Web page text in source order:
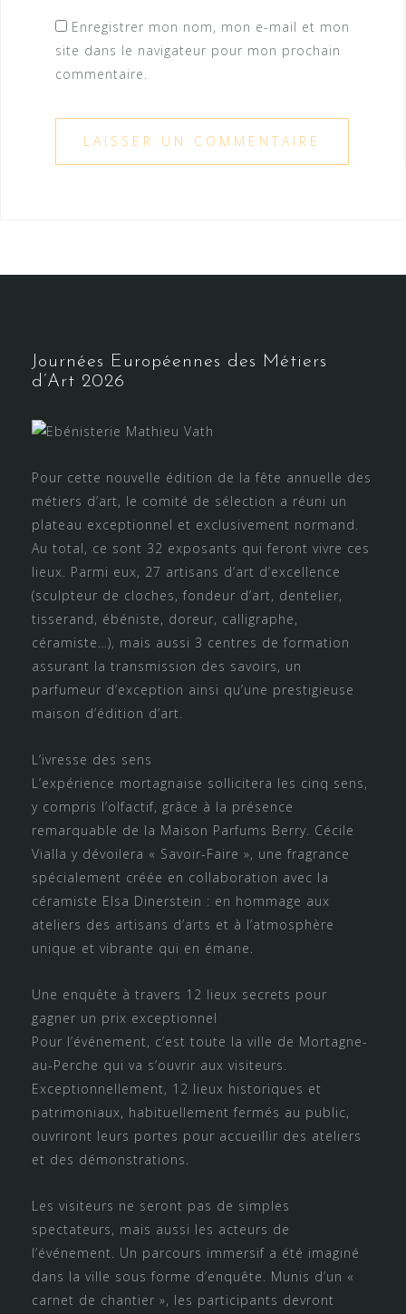
Enregistrer mon nom, mon e-mail et mon
site dans le navigateur pour mon prochain
commentaire.
Journées Européennes des Métiers
d’Art 2026
Pour cette nouvelle édition de la fête annuelle des
métiers d’art, le comité de sélection a réuni un
plateau exceptionnel et exclusivement normand.
Au total, ce sont 32 exposants qui feront vivre ces
lieux. Parmi eux, 27 artisans d’art d’excellence
(sculpteur de cloches, fondeur d’art, dentelier,
tisserand, ébéniste, doreur, calligraphe,
céramiste…), mais aussi 3 centres de formation
assurant la transmission des savoirs, un
parfumeur d’exception ainsi qu’une prestigieuse
maison d’édition d’art.
L’ivresse des sens
L’expérience mortagnaise sollicitera les cinq sens,
y compris l’olfactif, grâce à la présence
remarquable de la Maison Parfums Berry. Cécile
Vialla y dévoilera « Savoir-Faire », une fragrance
spécialement créée en collaboration avec la
céramiste Elsa Dinerstein : en hommage aux
ateliers des artisans d’arts et à l’atmosphère
unique et vibrante qui en émane.
Une enquête à travers 12 lieux secrets pour
gagner un prix exceptionnel
Pour l’événement, c’est toute la ville de Mortagne-
au-Perche qui va s’ouvrir aux visiteurs.
Exceptionnellement, 12 lieux historiques et
patrimoniaux, habituellement fermés au public,
ouvriront leurs portes pour accueillir des ateliers
et des démonstrations.
Les visiteurs ne seront pas de simples
spectateurs, mais aussi les acteurs de
l’événement. Un parcours immersif a été imaginé
dans la ville sous forme d’enquête. Munis d’un «
carnet de chantier », les participants devront